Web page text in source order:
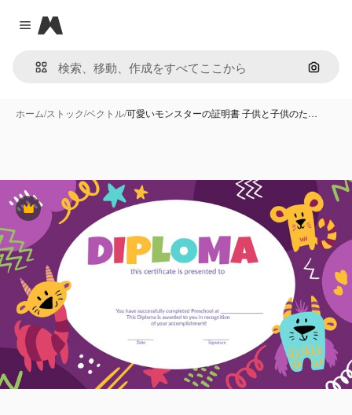
Close menu
Magnific
画像で
ホーム/ストック/ベクトル/可愛いモンスターの証明書 子供と子供のた…
Premium